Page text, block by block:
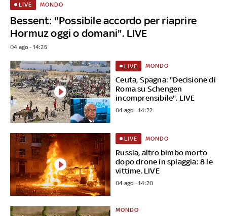
Bessent: "Possibile accordo per riaprire
Hormuz oggi o domani". LIVE
LIVE MONDO
04 ago - 14:25
Ceuta, Spagna: "Decisione di
Roma su Schengen
incomprensibile". LIVE
LIVE MONDO
04 ago - 14:22
Russia, altro bimbo morto
dopo drone in spiaggia: 8 le
vittime. LIVE
LIVE MONDO
04 ago - 14:20
MONDO